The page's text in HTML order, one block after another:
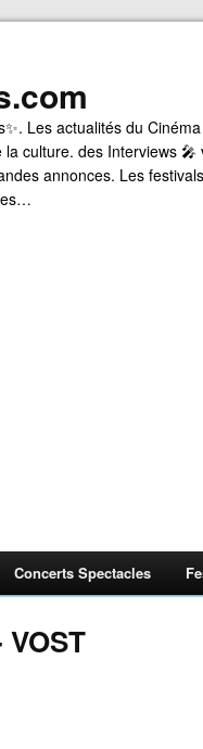
Les actualités du
culture. des Interviews 🎤
annonces. Les
Concerts Spectacles